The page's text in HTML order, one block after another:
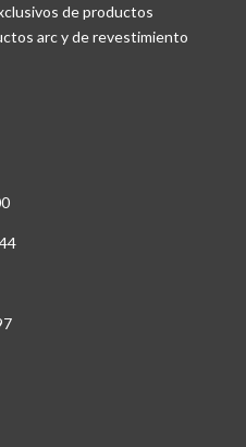
de productos
arc y de revestimiento